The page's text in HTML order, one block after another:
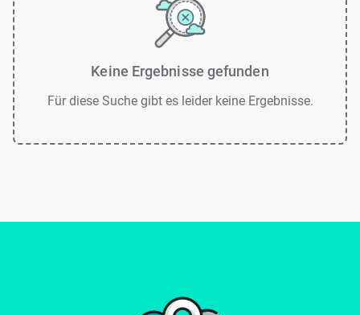
Keine Ergebnisse gefunden
Für diese Suche gibt es leider keine Ergebnisse.